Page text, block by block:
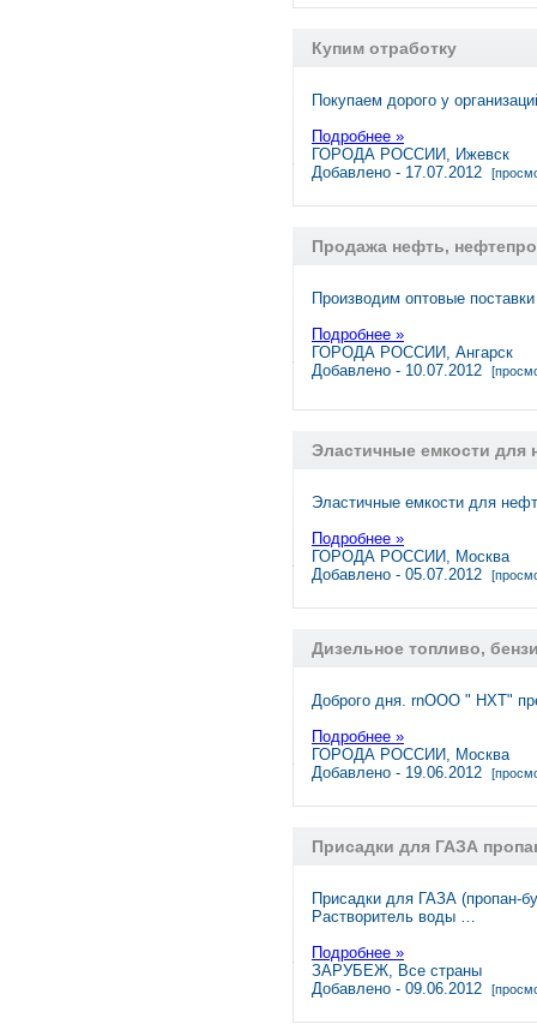
Купим отработку
Покупаем дорого у
Подробнее »
ГОРОДА РОССИИ, Ижевск
Добавлено - 17.07.2012
Продажа нефть,
Производим оптовые
Подробнее »
ГОРОДА РОССИИ, Ангарск
Добавлено - 10.07.2012
Эластичные емкости для
Эластичные емкости для
Подробнее »
ГОРОДА РОССИИ, Москва
Добавлено - 05.07.2012
Дизельное топливо,
Доброго дня. rnООО " НХТ"
Подробнее »
ГОРОДА РОССИИ, Москва
Добавлено - 19.06.2012
Присадки для ГАЗА
Присадки для ГАЗА (пропан-
Растворитель воды …
Подробнее »
ЗАРУБЕЖ, Все страны
Добавлено - 09.06.2012